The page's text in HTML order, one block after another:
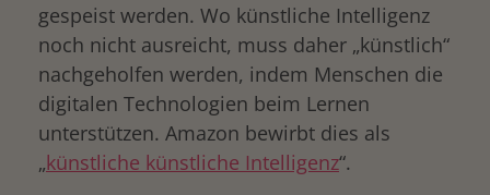
gespeist werden. Wo künstliche Intelligenz
noch nicht ausreicht, muss daher „künstlich“
nachgeholfen werden, indem Menschen die
digitalen Technologien beim Lernen
unterstützen. Amazon bewirbt dies als
„künstliche künstliche Intelligenz“.